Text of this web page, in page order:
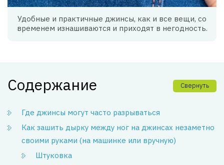
Удобные и практичные джинсы, как и все вещи, со
временем изнашиваются и приходят в негодность.
Содержание Свернуть
Где джинсы могут часто разрываться
Как зашить дырку между ног на джинсах незаметно
своими руками (на машинке или вручную)
Штуковка